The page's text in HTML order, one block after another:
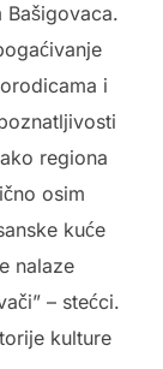
Bašigovaca.
i
regiona
osim
kuće
nalaze
– stećci.
kulture